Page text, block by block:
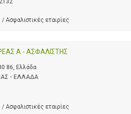
/ Ασφαλιστικές εταιρίες
Α - ΑΣΦΑΛΙΣΤΗΣ
86, Ελλάδα
- ΕΛΛΑΔΑ
/ Ασφαλιστικές εταιρίες